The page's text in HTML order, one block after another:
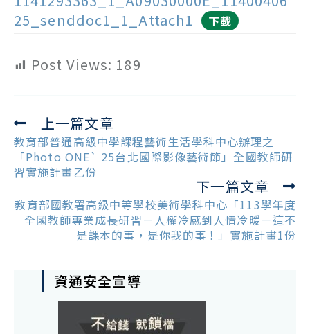
25_senddoc1_1_Attach1
下載
Post Views: 189
Read
more
articles
上一篇文章
教育部普通高級中學課程藝術生活學科中心辦理之
「Photo ONE` 25台北國際影像藝術節」全國教師研
習實施計畫乙份
下一篇文章
教育部國教署高級中等學校美術學科中心「113學年度
全國教師專業成長研習－人權冷感到人情冷暖－這不
是課本的事，是你我的事！」實施計畫1份
資通安全宣導